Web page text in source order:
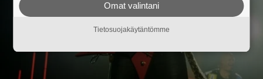
Omat valintani
Tietosuojakäytäntömme